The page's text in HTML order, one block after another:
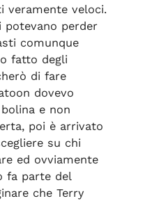
veramente veloci.
potevano perder
comunque
fatto degli
di fare
dovevo
e non
poi è arrivato
su chi
ed ovviamente
fa parte del
che Terry